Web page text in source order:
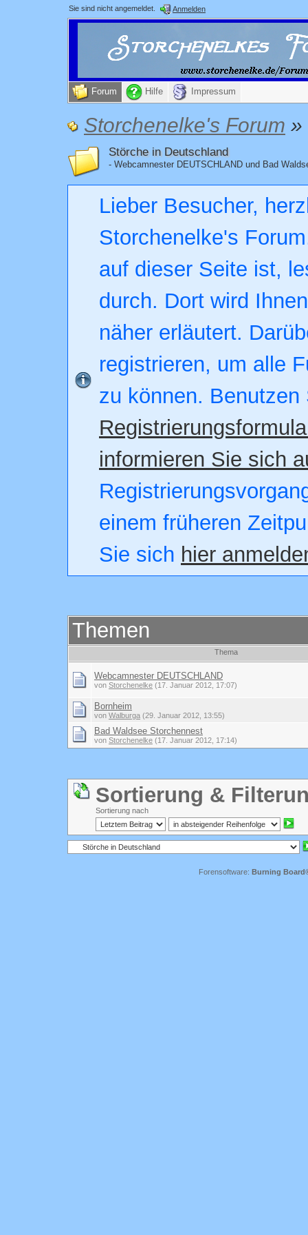
Sie sind nicht angemeldet. Anmelden
Forum Hilfe Impressum
Storchenelke's Forum »
Störche in Deutschland
- Webcamnester DEUTSCHLAND und Bad
Lieber Besucher,
Storchenelke's
auf dieser Seite ist,
durch. Dort wird
näher erläutert.
registrieren, um alle
zu können. Benutzen
informieren Sie sich
einem früheren
Sie sich hier
Themen
Thema
Webcamnester DEUTSCHLAND
von Storchenelke (17. Januar 2012, 17:07)
Bornheim
von Walburga (29. Januar 2012, 13:55)
Bad Waldsee Storchennest
von Storchenelke (17. Januar 2012, 17:14)
Sortierung &
Sortierung nach
Forensoftware: Burning